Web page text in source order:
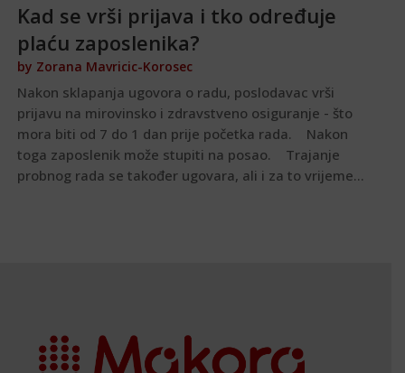
Kad se vrši prijava i tko određuje
plaću zaposlenika?
by Zorana Mavricic-Korosec
Nakon sklapanja ugovora o radu, poslodavac vrši
prijavu na mirovinsko i zdravstveno osiguranje - što
mora biti od 7 do 1 dan prije početka rada. Nakon
toga zaposlenik može stupiti na posao. Trajanje
probnog rada se također ugovara, ali i za to vrijeme...